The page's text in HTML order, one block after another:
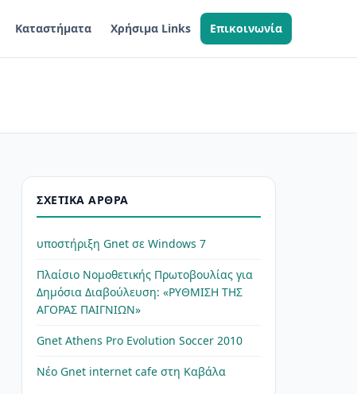
Καταστήματα Χρήσιμα Links Επικοινωνία
ΣΧΕΤΙΚΆ ΆΡΘΡΑ
υποστήριξη Gnet σε Windows 7
Πλαίσιο Νομοθετικής Πρωτοβουλίας για
Δημόσια Διαβούλευση: «ΡΥΘΜΙΣΗ ΤΗΣ
ΑΓΟΡΑΣ ΠΑΙΓΝΙΩΝ»
Gnet Athens Pro Evolution Soccer 2010
Νέο Gnet internet cafe στη Καβάλα